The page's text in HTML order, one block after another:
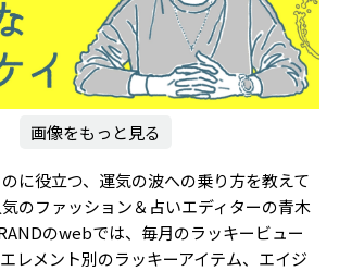
画像をもっと見る
に役立つ、運気の波への乗り方を教えて
のファッション＆占いエディターの青木
のwebでは、毎月のラッキービュー
レメント別のラッキーアイテム、エイジ